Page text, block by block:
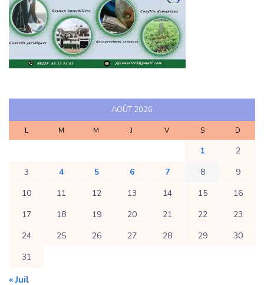
AOÛT 2026
L M M J V S D
1
2
3
4 5 6 7 8
9
10
11 12 13 14 15
16
17
18 19 20 21 22
23
24
25 26 27 28 29
30
31
« Juil